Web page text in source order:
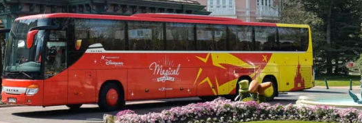
[ 19 Gennaio 2023 ] Visitare la Fiumara d’Arte con i bambini, quando la natura incontra l’arte
VIAGGI IN SICILIA
[ 20 Marzo 2022 ] Cosa fare in Sicilia con i bambini: mare, attività e tour a prova di famiglia
VIAGGI IN SICILIA
[ 8 Novembre 2021 ] Cosa fare in Sicilia in inverno con i bambini NATALE IN SICILIA